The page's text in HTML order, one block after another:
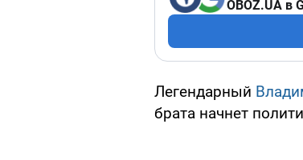
OBOZ.UA в
Легендарный
брата начнет